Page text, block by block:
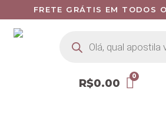
FRETE GRÁTIS EM TODOS
R$0.00